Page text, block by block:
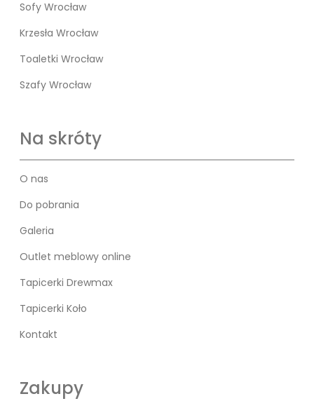
Sofy Wrocław
Krzesła Wrocław
Toaletki Wrocław
Szafy Wrocław
Na skróty
O nas
Do pobrania
Galeria
Outlet meblowy online
Tapicerki Drewmax
Tapicerki Koło
Kontakt
Zakupy